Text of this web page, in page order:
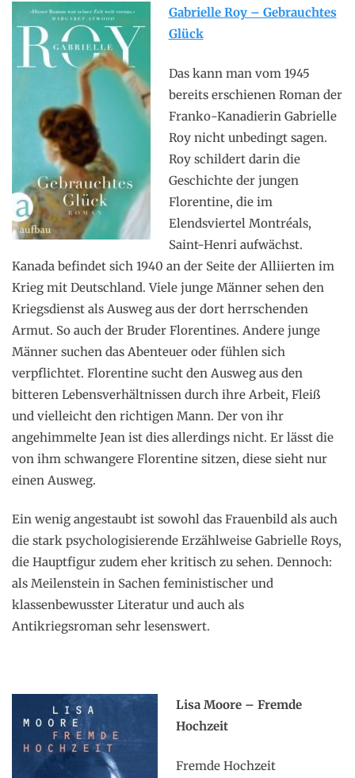
Gabrielle Roy – Gebrauchtes
Glück
Das kann man vom 1945
bereits erschienen Roman der
Franko-Kanadierin Gabrielle
Roy nicht unbedingt sagen.
Roy schildert darin die
Geschichte der jungen
Florentine, die im
Elendsviertel Montréals,
Saint-Henri aufwächst.
Kanada befindet sich 1940 an der Seite der Alliierten im
Krieg mit Deutschland. Viele junge Männer sehen den
Kriegsdienst als Ausweg aus der dort herrschenden
Armut. So auch der Bruder Florentines. Andere junge
Männer suchen das Abenteuer oder fühlen sich
verpflichtet. Florentine sucht den Ausweg aus den
bitteren Lebensverhältnissen durch ihre Arbeit, Fleiß
und vielleicht den richtigen Mann. Der von ihr
angehimmelte Jean ist dies allerdings nicht. Er lässt die
von ihm schwangere Florentine sitzen, diese sieht nur
einen Ausweg.
Ein wenig angestaubt ist sowohl das Frauenbild als auch
die stark psychologisierende Erzählweise Gabrielle Roys,
die Hauptfigur zudem eher kritisch zu sehen. Dennoch:
als Meilenstein in Sachen feministischer und
klassenbewusster Literatur und auch als
Antikriegsroman sehr lesenswert.
Lisa Moore – Fremde
Hochzeit
Fremde Hochzeit